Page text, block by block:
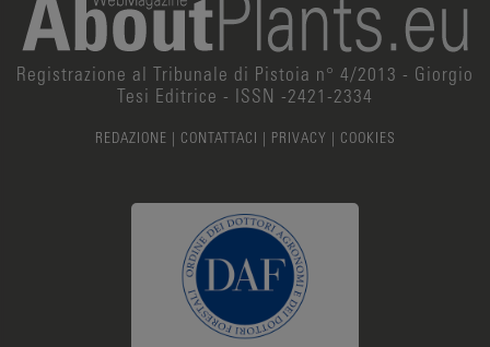
Registrazione al Tribunale di Pistoia n° 4/2013 - Giorgio
Tesi Editrice - ISSN -2421-2334
REDAZIONE | CONTATTACI | PRIVACY | COOKIES